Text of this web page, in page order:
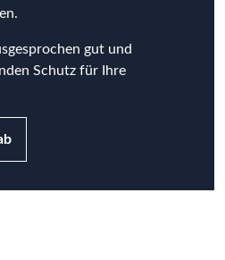
gut und
Schutz für Ihre